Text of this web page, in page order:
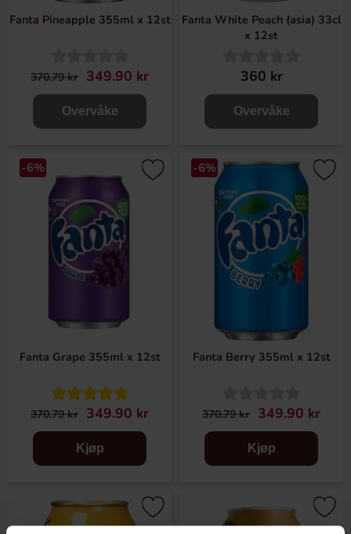
Fanta Pineapple 355ml x 12st
370.79 kr 349.90 kr
Overvåke
Fanta White Peach (asia) 33cl
x 12st
360 kr
Overvåke
-6%
Fanta Grape 355ml x 12st
370.79 kr 349.90 kr
Kjøp
-6%
Fanta Berry 355ml x 12st
370.79 kr 349.90 kr
Kjøp